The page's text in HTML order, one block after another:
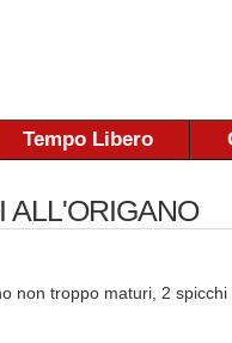
Tempo Libero
ALL'ORIGANO
non troppo maturi, 2